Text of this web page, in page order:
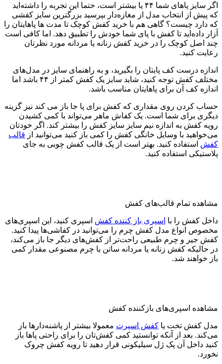
اگر سایز پاهای شما ۴۴ یا بیشتر است، حتما این تجربه را داشته‌اید
که پیش از انتخاب مدل از مغازه‌دار بپرسید بزرگترین سایز کفشی
که دارد چیست؟ گاهی هم با خرید کفش کوچک تا مدت ها پاهایتان را
آزار داده‌اید تا کفش با پای شما خودش را تطبیق دهد. اما کافی است
چند اصل کوچک را در خرید کفش زنانه یا مردانه مورد نظرتان
رعایت کنید.
اندازه درست کف پایتان را بگیرید، و به راهنمای سایز در مدل‌های
مختلف کفش توجه کنید، شاید سایز یک کفش کمتر از ۴۴ باشد اما
اندازه کف آن برای پاهایتان مناسب باشد.
حساب کردن روی مقداری که کفش برای پا جا باز می کند نیز گزینه
دیگری برای شما است. یک کفاش ماهر می‌تواند با کمی کشیدن
رویه کفش به اندازه نیم سایز سایز کفش را بیشتر کند. اگر خودتان
می‌خواهید با وسایل خانگی کفش را کمی باز کنید می‌توانید از قالب
کفش استفاده کنید. بهتر است از یک قالب کفش چوبی به جای
پلاستیکی استفاده کنید.
مشاهده تمام قالب‌های کفش
داخل کفش را با اسپری باز کننده کفش اسپری کنید، این اسپری‌های
مخصوص انواع مدل کفش چرم را می‌توانید در کفاشی‌ها پیدا کنید.
کفش جیر و چرم طبیعی راحت‌تر از کفش‌های دیگر جا باز می‌کند،
در حالیکه کفش زنانه یا مردانه ساتن یا چرم مصنوعی مقدار کمی
باز خواهند شد.
مشاهده اسپری‌های بازکننده کفش
مدل کفش تخت یا کفش اسپرت معمولا بیشتر از پاشنه‌دارها باز
می‌کند. بعد از آنکه توانستید کمی کفش‌تان را برای راحتی پاها باز
کنید داخل آن پک ژل سیلیکونی قرار دهید تا رویه کفش چروک
نخورد.